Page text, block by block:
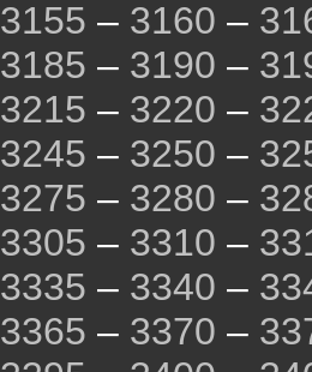
3155 – 3160 –
3185 – 3190 –
3215 – 3220 –
3245 – 3250 –
3275 – 3280 –
3305 – 3310 –
3335 – 3340 –
3365 – 3370 –